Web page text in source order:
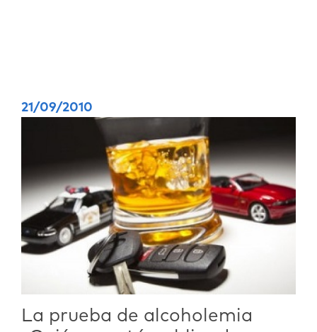
21/09/2010
La prueba de alcoholemia